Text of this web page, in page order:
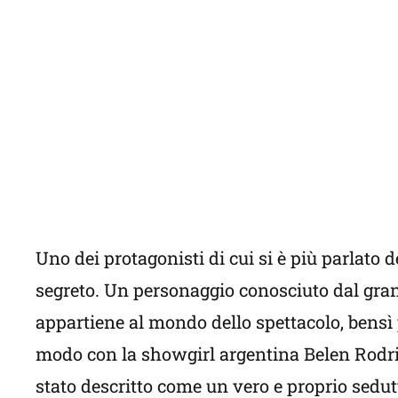
Uno dei protagonisti di cui si è più parlato
segreto. Un personaggio conosciuto dal
appartiene al mondo dello spettacolo,
modo con la showgirl argentina Belen
stato descritto come un vero e proprio